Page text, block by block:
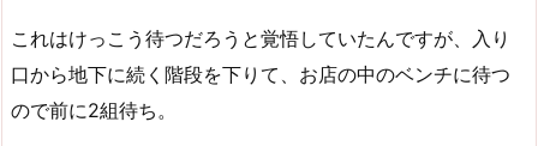
これはけっこう待つだろうと覚悟していたんですが、入り
口から地下に続く階段を下りて、お店の中のベンチに待つ
ので前に2組待ち。